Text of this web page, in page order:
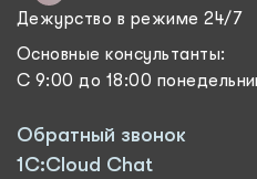
Дежурство в режиме 24/7
Основные консультанты:
С 9:00 до 18:00
Обратный звонок
1C:Cloud Chat